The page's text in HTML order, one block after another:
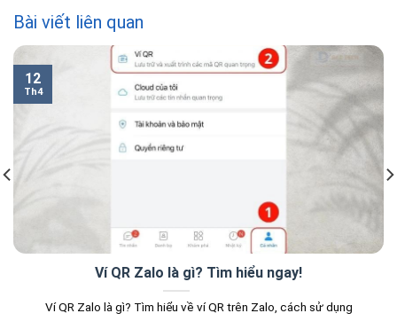
Bài viết liên quan
Ví QR Zalo là gì? Tìm hiểu ngay!
Ví QR Zalo là gì? Tìm hiểu về ví QR trên Zalo, cách sử dụng
12
Th4